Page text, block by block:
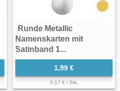
Runde Metallic
Namenskarten mit
Satinband 1...
1,99 €
0,17 € / Stk.